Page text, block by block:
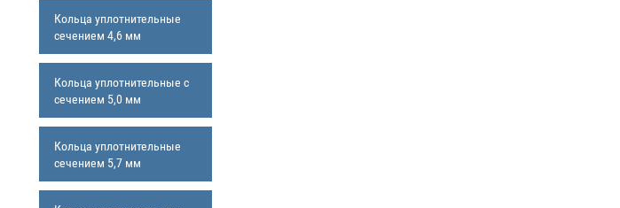
Кольца уплотнительные
сечением 4,6 мм
Кольца уплотнительные с
сечением 5,0 мм
Кольца уплотнительные
сечением 5,7 мм